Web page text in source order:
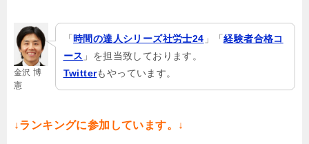
金沢 博
憲
「 時間の達人シリーズ社労士24 」「経験者合格コ
ース 」を担当致しております。
Twitterもやっています。
↓ランキングに参加しています。↓